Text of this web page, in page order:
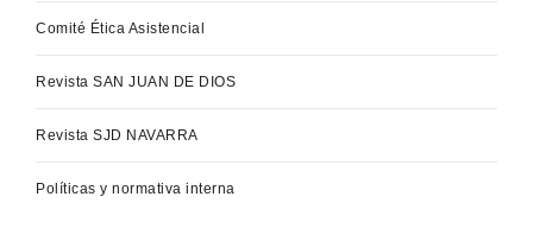
Comité Ética Asistencial
Revista SAN JUAN DE DIOS
Revista SJD NAVARRA
Políticas y normativa interna